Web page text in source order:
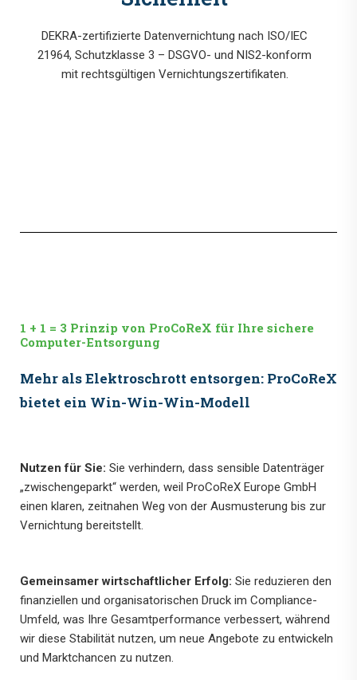
DEKRA-zertifizierte Datenvernichtung nach ISO/IEC
21964, Schutzklasse 3 – DSGVO- und NIS2-konform
mit rechtsgültigen Vernichtungszertifikaten.
1 + 1 = 3 Prinzip von ProCoReX für Ihre sichere
Computer-Entsorgung
Mehr als Elektroschrott entsorgen: ProCoReX
bietet ein Win-Win-Win-Modell
Nutzen für Sie: Sie verhindern, dass sensible Datenträger
„zwischengeparkt“ werden, weil ProCoReX Europe GmbH
einen klaren, zeitnahen Weg von der Ausmusterung bis zur
Vernichtung bereitstellt.
Gemeinsamer wirtschaftlicher Erfolg: Sie reduzieren den
finanziellen und organisatorischen Druck im Compliance-
Umfeld, was Ihre Gesamtperformance verbessert, während
wir diese Stabilität nutzen, um neue Angebote zu entwickeln
und Marktchancen zu nutzen.